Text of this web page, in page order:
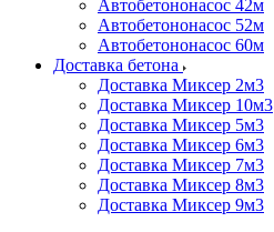
Автобетононасос 42м
Автобетононасос 52м
Автобетононасос 60м
Доставка бетона
Доставка Миксер 2м3
Доставка Миксер 10м3
Доставка Миксер 5м3
Доставка Миксер 6м3
Доставка Миксер 7м3
Доставка Миксер 8м3
Доставка Миксер 9м3